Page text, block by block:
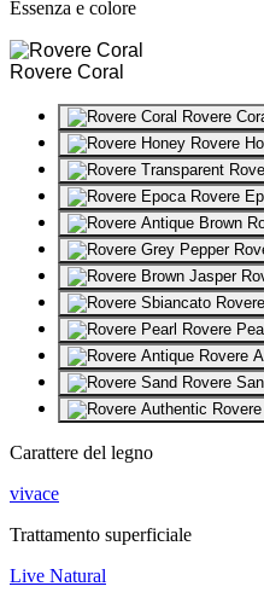
Essenza e colore
Rovere Coral
Rovere
Rovere
Rovere
Rovere
Rovere
Rovere
Carattere del legno
vivace
Trattamento superficiale
Live Natural